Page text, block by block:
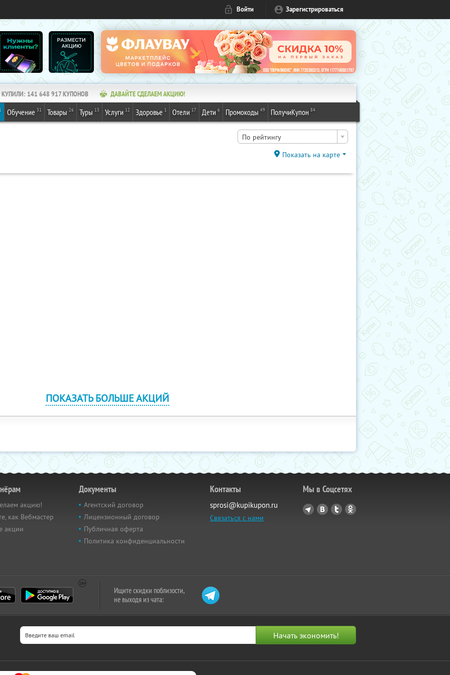
Войти Зарегистрироваться
КУПИЛИ: 141 648 917КУПОНОВ ДАВАЙТЕ СДЕЛАЕМ АКЦИЮ!
Обучение 31 Товары 26 Туры 13 Услуги 12 Здоровье 1 Отели 17 Дети 6 Промокоды 49 ПолучиКупон 84
По рейтингу
Показать на карте
ПОКАЗАТЬ БОЛЬШЕ АКЦИЙ
акцию!
как Вебмастер
акции
Документы
Агентский договор
Лицензионный договор
Публичная оферта
Политика конфиденциальности
Контакты
sprosi@kupikupon.ru
Связаться с нами
Мы в Соцсетях
Ищите скидки поблизости,
не выходя из чата: